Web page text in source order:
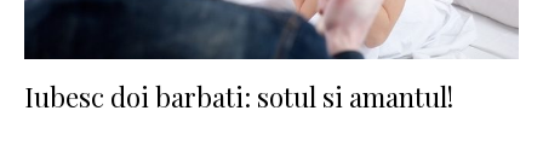
Iubesc doi barbati: sotul si amantul!